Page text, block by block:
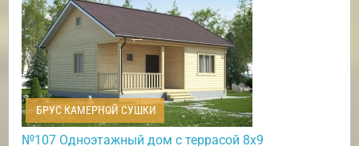
БРУС КАМЕРНОЙ СУШКИ
№107 Одноэтажный дом с террасой 8х9